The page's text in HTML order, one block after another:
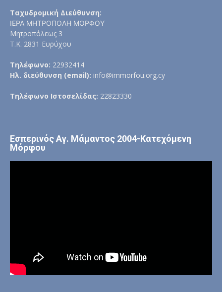
Ταχυδρομική Διεύθυνση:
ΙΕΡΑ ΜΗΤΡΟΠΟΛΗ ΜΟΡΦΟΥ
Μητροπόλεως 3
Τ.Κ. 2831 Ευρύχου
Τηλέφωνο: 22932414
Ηλ. διεύθυνση (email): info@immorfou.org.cy
Τηλέφωνο Ιστοσελίδας: 22823330
Εσπερινός Αγ. Μάμαντος 2004-Κατεχόμενη
Μόρφου